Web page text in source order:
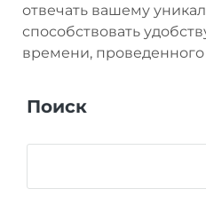
отвечать вашему
способствовать
времени, проведенного
Поиск